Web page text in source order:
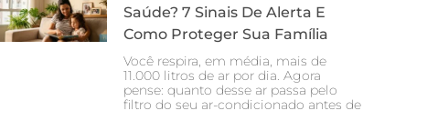
Saúde? 7 Sinais De Alerta E
Como Proteger Sua Família
Você respira, em média, mais de
11.000 litros de ar por dia. Agora
pense: quanto desse ar passa pelo
filtro do seu ar-condicionado antes de